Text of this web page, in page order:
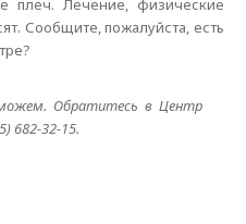
плеч. Лечение, физические
Сообщите, пожалуйста, есть
Обратитесь в Центр
682-32-15.